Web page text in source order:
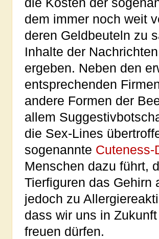
die Kosten der
dem immer noch weit
deren Geldbeuteln zu
Inhalte der
ergeben. Neben den
entsprechenden
andere Formen der
allem
die Sex-Lines
sogenannte Cuteness-
Menschen dazu führt,
Tierfiguren das Gehirn
jedoch zu
dass wir uns in
freuen dürfen.